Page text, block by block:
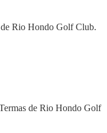
Rio Hondo Golf Club.
de Rio Hondo Golf